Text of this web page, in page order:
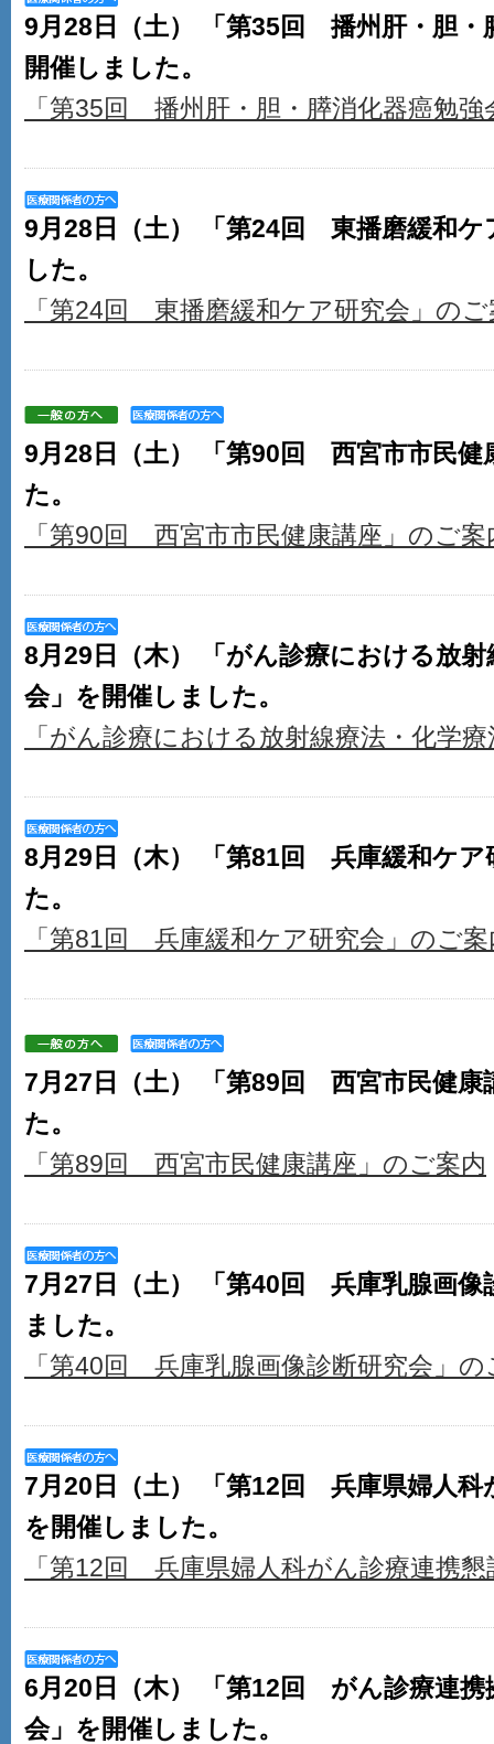
9月28日（土） 「第35回 播州肝・胆・
開催しました。
「第35回 播州肝・胆・膵消化器癌勉強
9月28日（土） 「第24回 東播磨緩和ケ
した。
「第24回 東播磨緩和ケア研究会」のご
9月28日（土） 「第90回 西宮市市民健
た。
「第90回 西宮市市民健康講座」のご案
8月29日（木） 「がん診療における放
会」を開催しました。
「がん診療における放射線療法・化学
8月29日（木） 「第81回 兵庫緩和ケア
た。
「第81回 兵庫緩和ケア研究会」のご案
7月27日（土） 「第89回 西宮市民健康
た。
「第89回 西宮市民健康講座」のご案内
7月27日（土） 「第40回 兵庫乳腺画像
ました。
「第40回 兵庫乳腺画像診断研究会」の
7月20日（土） 「第12回 兵庫県婦人科
を開催しました。
「第12回 兵庫県婦人科がん診療連携
6月20日（木） 「第12回 がん診療連携
会」を開催しました。